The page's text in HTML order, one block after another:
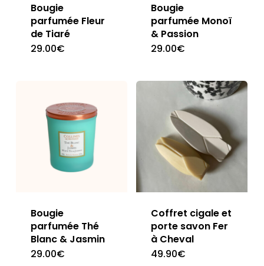
Bougie
parfumée Fleur
de Tiaré
29.00€
Bougie
parfumée Monoï
& Passion
29.00€
Bougie
parfumée Thé
Blanc & Jasmin
29.00€
Coffret cigale et
porte savon Fer
à Cheval
49.90€